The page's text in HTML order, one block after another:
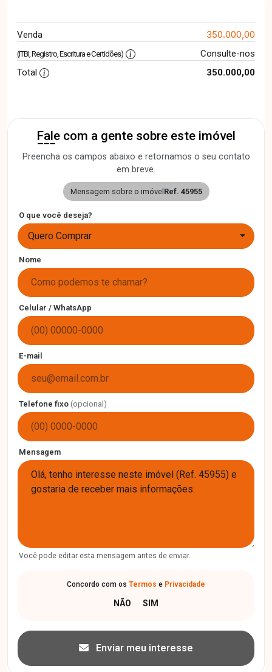
Venda 350.000,00
(ITBI, Registro, Escritura e Certidões)
Consulte-nos
Total
350.000,00
Fale com a gente sobre este imóvel
Preencha os campos abaixo e retornamos o seu contato
em breve.
Mensagem sobre o imóvel Ref. 45955
O que você deseja?
Quero Comprar
Nome
Celular / WhatsApp
E-mail
Telefone fixo (opcional)
Mensagem
Você pode editar esta mensagem antes de enviar.
Concordo com os Termos e Privacidade
Enviar meu interesse